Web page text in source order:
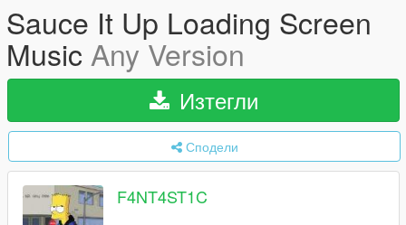
Sauce It Up Loading Screen
Music Any Version
Изтегли
Сподели
F4NT4ST1C